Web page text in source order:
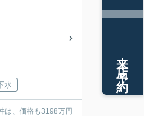
水
は、価格も3198万円
来店予約